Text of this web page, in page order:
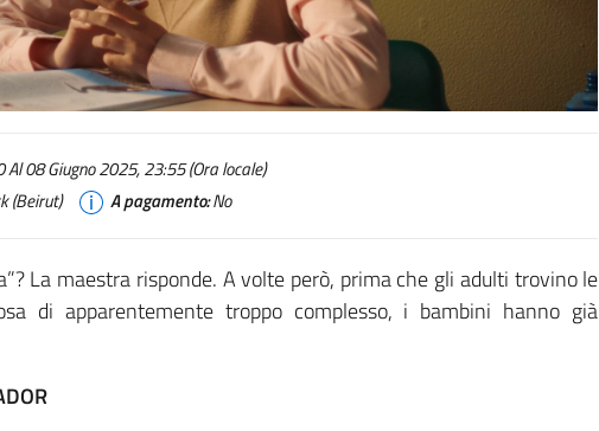
08 Giugno 2025, 23:55 (Ora locale)
(Beirut) A pagamento:No
La maestra risponde. A volte però, prima che gli adulti trovino le
di apparentemente troppo complesso, i bambini hanno già